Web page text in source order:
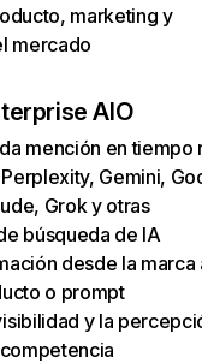
marketing y
mercado
AIO
mención en tiempo
Gemini,
Grok y otras
búsqueda de IA
desde la marca
o prompt
y la